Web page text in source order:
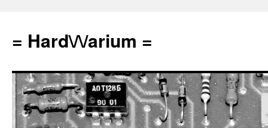
содержимому
= Hard\/\/arium =